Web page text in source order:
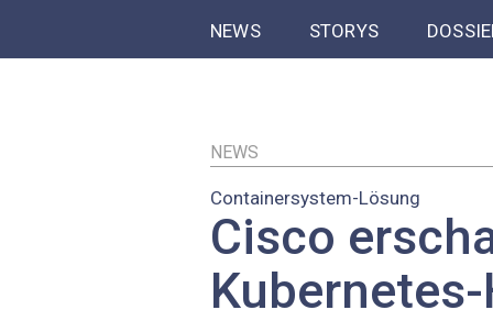
MAIN NAVIGATION
NEWS STORYS
EU-
NEWS
Containersystem-Lösung
Cisco